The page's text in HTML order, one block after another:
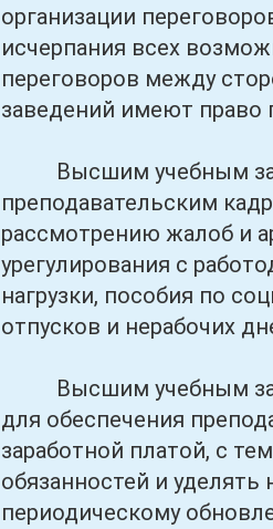
организации
исчерпания всех
переговоров между
заведений имеют право
Высшим учебным
преподавательским
рассмотрению жалоб и
урегулирования с
нагрузки, пособия по
отпусков и нерабочих
Высшим учебным
для обеспечения
заработной платой, с
обязанностей и
периодическому